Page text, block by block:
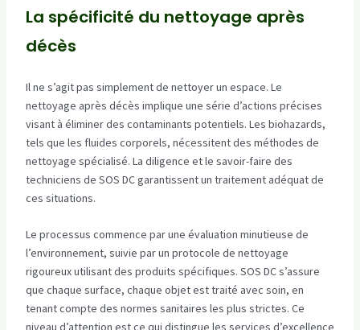
La spécificité du nettoyage après
décès
Il ne s’agit pas simplement de nettoyer un espace. Le
nettoyage après décès implique une série d’actions précises
visant à éliminer des contaminants potentiels. Les biohazards,
tels que les fluides corporels, nécessitent des méthodes de
nettoyage spécialisé. La diligence et le savoir-faire des
techniciens de SOS DC garantissent un traitement adéquat de
ces situations.
Le processus commence par une évaluation minutieuse de
l’environnement, suivie par un protocole de nettoyage
rigoureux utilisant des produits spécifiques. SOS DC s’assure
que chaque surface, chaque objet est traité avec soin, en
tenant compte des normes sanitaires les plus strictes. Ce
niveau d’attention est ce qui distingue les services d’excellence